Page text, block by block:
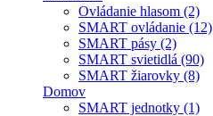
Ovládanie hlasom (2)
SMART ovládanie (12)
SMART pásy (2)
SMART svietidlá (90)
SMART žiarovky (8)
Domov
SMART jednotky (1)